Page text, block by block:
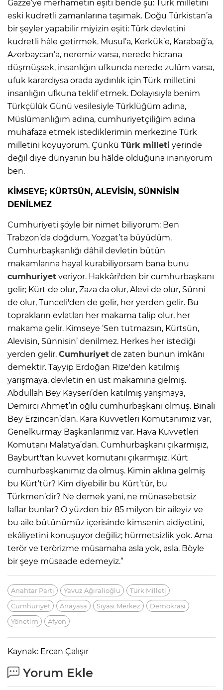
Gazze’ye merhametin eşiti bende şu: Türk milletini
eski kudretli zamanlarına taşımak. Doğu Türkistan’a
bir şeyler yapabilir miyizin eşiti: Türk devletini
kudretli hâle getirmek. Musul’a, Kerkük’e, Karabağ’a,
Azerbaycan’a, neremiz varsa, nerede hicrana
düşmüşsek, insanlığın ufkunda nerede zulüm varsa,
ufuk karardıysa orada aydınlık için Türk milletini
insanlığın ufkuna teklif etmek. Dolayısıyla benim
Türkçülük Günü vesilesiyle Türklüğüm adına,
Müslümanlığım adına, cumhuriyetçiliğim adına
muhafaza etmek istediklerimin merkezine Türk
milletini koyuyorum. Çünkü Türk milleti yerinde
değil diye dünyanın bu hâlde olduğuna inanıyorum
ben.
KİMSEYE; KÜRTSÜN, ALEVİSİN, SÜNNİSİN
DENİLMEZ
Cumhuriyeti şöyle bir nimet biliyorum: Ben
Trabzon’da doğdum, Yozgat’ta büyüdüm.
Cumhurbaşkanlığı dâhil devletin bütün
makamlarına hayal kurabiliyorsam bana bunu
cumhuriyet veriyor. Hakkâri'den bir cumhurbaşkanı
gelir; Kürt de olur, Zaza da olur, Alevi de olur, Sünni
de olur, Tunceli'den de gelir, her yerden gelir. Bu
toprakların evlatları her makama talip olur, her
makama gelir. Kimseye ‘Sen tutmazsın, Kürtsün,
Alevisin, Sünnisin’ denilmez. Herkes her istediği
yerden gelir. Cumhuriyet de zaten bunun imkânı
demektir. Tayyip Erdoğan Rize'den katılmış
yarışmaya, devletin en üst makamına gelmiş.
Abdullah Bey Kayseri’den katılmış yarışmaya,
Demirci Ahmet’in oğlu cumhurbaşkanı olmuş. Binali
Bey Erzincan’dan. Kara Kuvvetleri Komutanımız var,
Genelkurmay Başkanlarımız var. Hava Kuvvetleri
Komutanı Malatya’dan. Cumhurbaşkanı çıkarmışız,
Bayburt'tan kuvvet komutanı çıkarmışız. Kürt
cumhurbaşkanımız da olmuş. Kimin aklına gelmiş
bu Kürt’tür? Kim diyebilir bu Kürt’tür, bu
Türkmen’dir? Ne demek yani, ne münasebetsiz
laflar bunlar? O yüzden biz 85 milyon bir aileyiz ve
bu aile bütünümüz içerisinde kimsenin aidiyetini,
ekâliyetini konuşuyor değiliz; hürmetsizlik yok. Ama
terör ve terörizme müsamaha asla yok, asla. Böyle
bir şeye müsaade edemeyiz.”
Anahtar Parti Yavuz Ağıralioğlu
Türk Milleti
Cumhuriyet
Anayasa Siyasi Merkez
Demokrasi
Yönetim
Afyon
Kaynak: Ercan Çalışır
Yorum Ekle